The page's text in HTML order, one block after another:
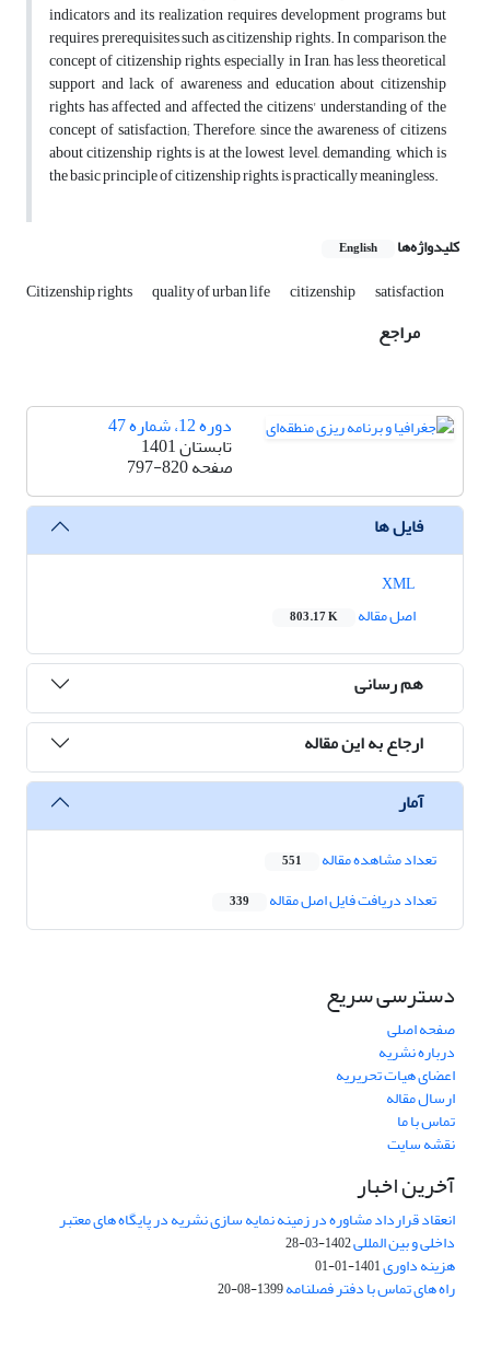
indicators and its realization requires development programs but
requires prerequisites such as citizenship rights. In comparison, the
concept of citizenship rights, especially in Iran, has less theoretical
support and lack of awareness and education about citizenship
rights has affected and affected the citizens' understanding of the
concept of satisfaction; Therefore, since the awareness of citizens
about citizenship rights is at the lowest level, demanding, which is
the basic principle of citizenship rights, is practically meaningless.
کلیدواژه‌ها English
Citizenship rights quality of urban life citizenship satisfaction
مراجع
دوره 12، شماره 47
تابستان 1401
صفحه797-820
فایل ها
اصل مقاله
803.17 K
هم رسانی
ارجاع به این مقاله
آمار
تعداد مشاهده مقاله 551
تعداد دریافت فایل اصل مقاله 339
دسترسی سریع
صفحه اصلی
درباره نشریه
اعضای هیات تحریریه
ارسال مقاله
تماس با ما
نقشه سایت
آخرین اخبار
انعقاد قرارداد مشاوره در زمینه نمایه سازی نشریه در پایگاه های معتبر
داخلی و بین المللی1402-03-28
هزینه داوری1401-01-01
راه های تماس با دفتر فصلنامه1399-08-20